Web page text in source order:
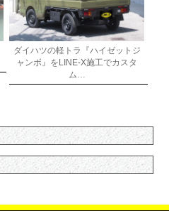
ダイハツの軽トラ『ハイゼットジ
ャンボ』をLINE-X施工でカスタ
ム…